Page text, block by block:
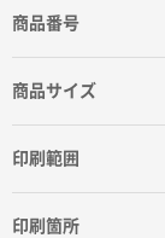
商品番号
商品サイズ
印刷範囲
印刷箇所